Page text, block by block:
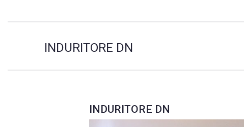
INDURITORE DN
INDURITORE DN